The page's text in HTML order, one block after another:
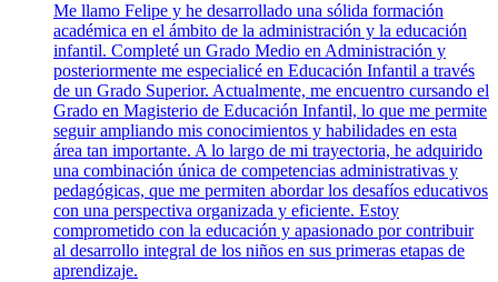
Me llamo Felipe y he desarrollado una sólida formación
académica en el ámbito de la administración y la educación
infantil. Completé un Grado Medio en Administración y
posteriormente me especialicé en Educación Infantil a través
de un Grado Superior. Actualmente, me encuentro cursando el
Grado en Magisterio de Educación Infantil, lo que me permite
seguir ampliando mis conocimientos y habilidades en esta
área tan importante. A lo largo de mi trayectoria, he adquirido
una combinación única de competencias administrativas y
pedagógicas, que me permiten abordar los desafíos educativos
con una perspectiva organizada y eficiente. Estoy
comprometido con la educación y apasionado por contribuir
al desarrollo integral de los niños en sus primeras etapas de
aprendizaje.